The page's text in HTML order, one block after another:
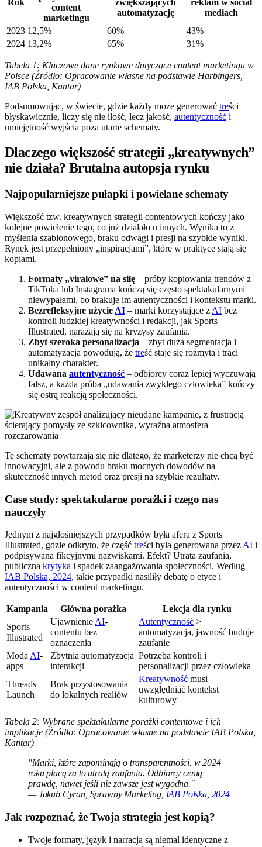
Rok
content
marketingu
zwiększających
automatyzację
reklam w social
mediach
2023 12,5% 60%
43%
2024 13,2% 65% 31%
Tabela 1: Kluczowe dane rynkowe dotyczące content marketingu w
Polsce (Źródło: Opracowanie własne na podstawie Harbingers,
IAB Polska, Kantar)
Podsumowując, w świecie, gdzie każdy może generować treści
błyskawicznie, liczy się nie ilość, lecz jakość, autentyczność i
umiejętność wyjścia poza utarte schematy.
Dlaczego większość strategii „kreatywnych”
nie działa? Brutalna autopsja rynku
Najpopularniejsze pułapki i powielane schematy
Większość tzw. kreatywnych strategii contentowych kończy jako
kolejne powielenie tego, co już działało u innych. Wynika to z
myślenia szablonowego, braku odwagi i presji na szybkie wyniki.
Rynek jest przepełniony „inspiracjami”, które w praktyce stają się
kopiami.
Formaty „viralowe” na siłę – próby kopiowania trendów z
TikToka lub Instagrama kończą się często spektakularnymi
niewypałami, bo brakuje im autentyczności i kontekstu marki.
Bezrefleksyjne użycie AI – marki korzystające z AI bez
kontroli ludzkiej kreatywności i redakcji, jak Sports
Illustrated, narażają się na kryzysy zaufania.
Zbyt szeroka personalizacja – zbyt duża segmentacja i
automatyzacja powodują, że treść staje się rozmyta i traci
unikalny charakter.
Udawana autentyczność – odbiorcy coraz lepiej wyczuwają
fałsz, a każda próba „udawania zwykłego człowieka” kończy
się ostrą reakcją społeczności.
Te schematy powtarzają się nie dlatego, że marketerzy nie chcą być
innowacyjni, ale z powodu braku mocnych dowodów na
skuteczność innych metod oraz presji na szybkie rezultaty.
Case study: spektakularne porażki i czego nas
nauczyły
Jednym z najgłośniejszych przypadków była afera z Sports
Illustrated, gdzie odkryto, że część treści była generowana przez AI i
podpisywana fikcyjnymi nazwiskami. Efekt? Utrata zaufania,
publiczna krytyka i spadek zaangażowania społeczności. Według
IAB Polska, 2024, takie przypadki nasiliły debatę o etyce i
autentyczności w content marketingu.
Kampania Główna porażka
Lekcja dla rynku
Sports
Illustrated
Ujawnienie AI-
contentu bez
oznaczenia
Autentyczność >
automatyzacja, jawność buduje
zaufanie
Moda AI-
apps
Zbytnia automatyzacja
interakcji
Potrzeba kontroli i
personalizacji przez człowieka
Threads
Launch
Brak przystosowania
do lokalnych realiów
Kreatywność musi
uwzględniać kontekst
kulturowy
Tabela 2: Wybrane spektakularne porażki contentowe i ich
implikacje (Źródło: Opracowanie własne na podstawie IAB Polska,
Kantar)
"Marki, które zapominają o transparentności, w 2024
roku płacą za to utratą zaufania. Odbiorcy cenią
prawdę, nawet jeśli nie zawsze jest wygodna."
— Jakub Cyran, Sprawny Marketing, IAB Polska, 2024
Jak rozpoznać, że Twoja strategia jest kopią?
Twoje formaty, język i narracja są niemal identyczne z